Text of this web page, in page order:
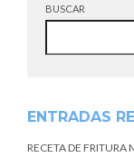
BUSCAR
ENTRADAS
RECETA DE